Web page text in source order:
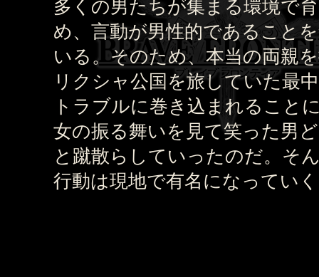
め、言動が男性的であること
いる。そのため、本当の両親
リクシャ公国を旅していた最
トラブルに巻き込まれること
女の振る舞いを見て笑った男
と蹴散らしていったのだ。そ
行動は現地で有名になってい